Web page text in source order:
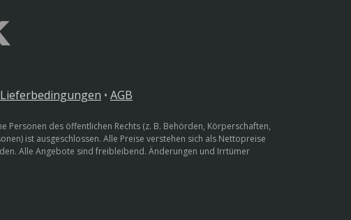
Lieferbedingungen • AGB
Personen des öffentlichen Rechts (z. B. Behörden, Körperschaften,
ist ausgeschlossen. Alle Preise verstehen sich als Nettopreise
Alle Angebote sind freibleibend. Änderungen und Irrtümer